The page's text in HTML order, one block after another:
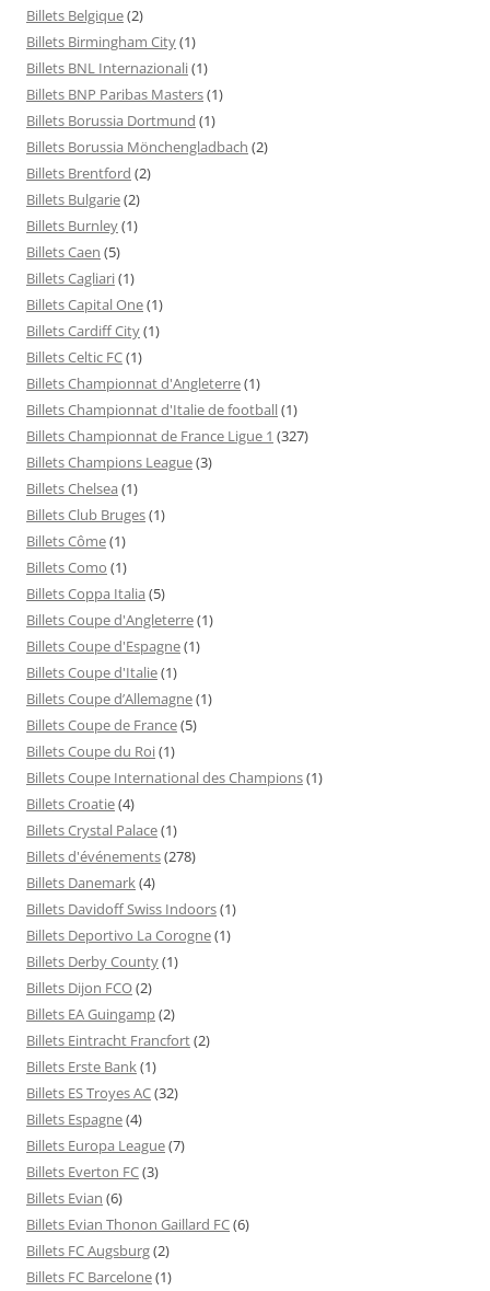
Billets Belgique(2)
Billets Birmingham City(1)
Billets BNL Internazionali(1)
Billets BNP Paribas Masters(1)
Billets Borussia Dortmund (1)
Billets Borussia Mönchengladbach (2)
Billets Brentford (2)
Billets Bulgarie(2)
Billets Burnley(1)
Billets Caen (5)
Billets Cagliari(1)
Billets Capital One(1)
Billets Cardiff City(1)
Billets Celtic FC(1)
Billets Championnat d'Angleterre(1)
Billets Championnat d'Italie de football(1)
Billets Championnat de France Ligue 1 (327)
Billets Champions League(3)
Billets Chelsea (1)
Billets Club Bruges(1)
Billets Côme(1)
Billets Como (1)
Billets Coppa Italia (5)
Billets Coupe d'Angleterre(1)
Billets Coupe d'Espagne(1)
Billets Coupe d'Italie(1)
Billets Coupe d’Allemagne(1)
Billets Coupe de France(5)
Billets Coupe du Roi(1)
Billets Coupe International des Champions(1)
Billets Croatie(4)
Billets Crystal Palace(1)
Billets d'événements(278)
Billets Danemark(4)
Billets Davidoff Swiss Indoors(1)
Billets Deportivo La Corogne(1)
Billets Derby County(1)
Billets Dijon FCO(2)
Billets EA Guingamp(2)
Billets Eintracht Francfort(2)
Billets Erste Bank(1)
Billets ES Troyes AC(32)
Billets Espagne(4)
Billets Europa League(7)
Billets Everton FC(3)
Billets Evian (6)
Billets Evian Thonon Gaillard FC(6)
Billets FC Augsburg(2)
Billets FC Barcelone(1)